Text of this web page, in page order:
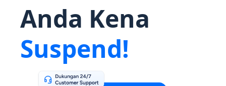
Anda Kena
Suspend!